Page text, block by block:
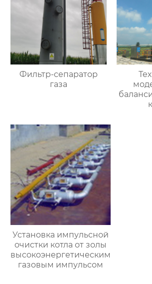
Фильтр-сепаратор
газа
Установка импульсной
очистки котла от золы
высокоэнергетическим
газовым импульсом